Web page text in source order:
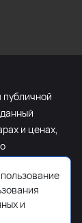
и ценах,
не
и
и